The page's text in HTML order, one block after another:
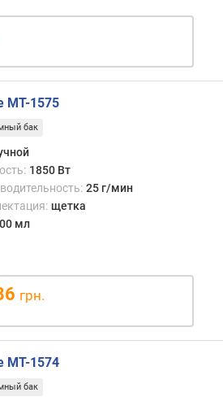
MT-1575
бак
1850 Вт
25 г/мин
щетка
мл
грн.
MT-1574
бак